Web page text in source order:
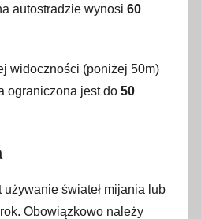
autostradzie wynosi 60
widoczności (poniżej 50m)
ograniczona jest do 50
świateł mijania lub
Obowiązkowo należy